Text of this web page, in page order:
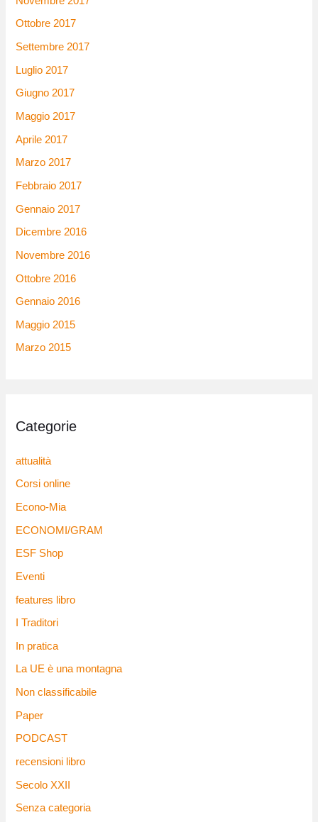
Ottobre 2017
Settembre 2017
Luglio 2017
Giugno 2017
Maggio 2017
Aprile 2017
Marzo 2017
Febbraio 2017
Gennaio 2017
Dicembre 2016
Novembre 2016
Ottobre 2016
Gennaio 2016
Maggio 2015
Marzo 2015
Categorie
attualità
Corsi online
Econo-Mia
ECONOMI/GRAM
ESF Shop
Eventi
features libro
I Traditori
In pratica
La UE è una montagna
Non classificabile
Paper
PODCAST
recensioni libro
Secolo XXII
Senza categoria